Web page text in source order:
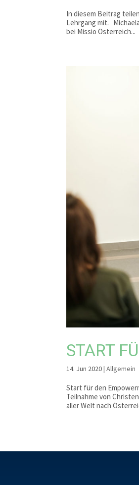
In diesem Beitrag
Lehrgang mit.
bei Missio Österreich...
START
14. Jun 2020|Allgemein
Start für den
Teilnahme von
aller Welt nach